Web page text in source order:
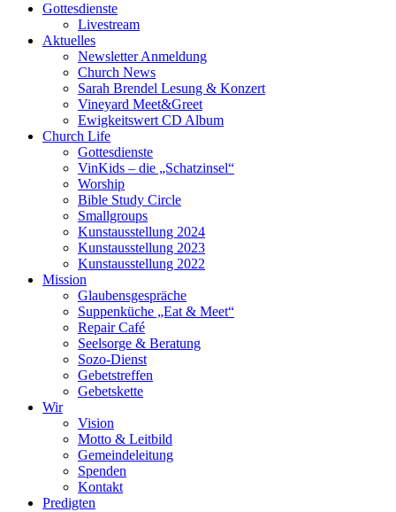
Gottesdienste
Livestream
Aktuelles
Newsletter Anmeldung
Church News
Sarah Brendel Lesung & Konzert
Vineyard Meet&Greet
Ewigkeitswert CD Album
Church Life
Gottesdienste
VinKids – die „Schatzinsel“
Worship
Bible Study Circle
Smallgroups
Kunstausstellung 2024
Kunstausstellung 2023
Kunstausstellung 2022
Mission
Glaubensgespräche
Suppenküche „Eat & Meet“
Repair Café
Seelsorge & Beratung
Sozo-Dienst
Gebetstreffen
Gebetskette
Wir
Vision
Motto & Leitbild
Gemeindeleitung
Spenden
Kontakt
Predigten